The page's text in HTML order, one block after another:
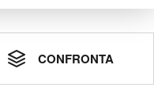
CONFRONTA